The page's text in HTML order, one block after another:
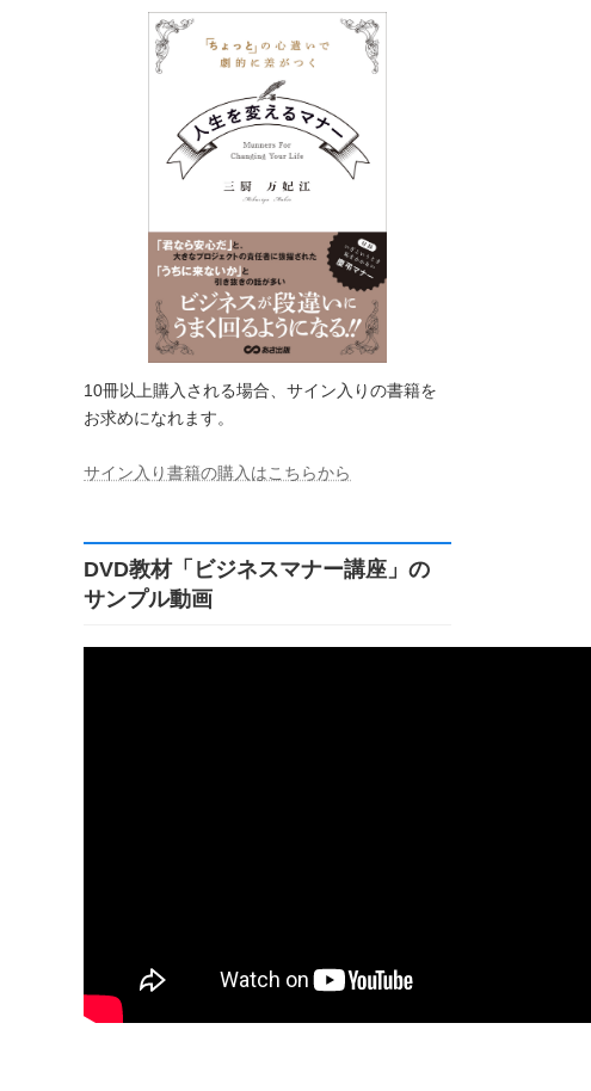
10冊以上購入される場合、サイン入りの書籍を
お求めになれます。
サイン入り書籍の購入はこちらから
DVD教材「ビジネスマナー講座」の
サンプル動画